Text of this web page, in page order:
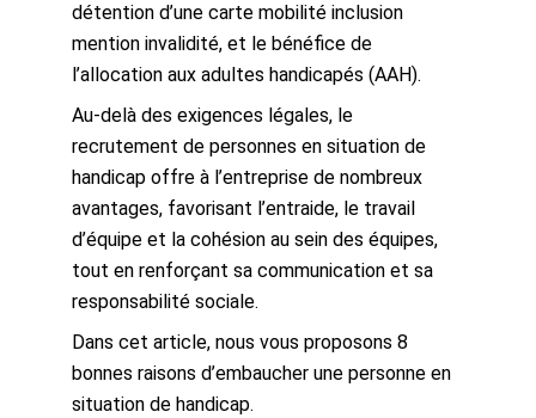
détention d’une carte mobilité inclusion
mention invalidité, et le bénéfice de
l’allocation aux adultes handicapés (AAH).
Au-delà des exigences légales, le
recrutement de personnes en situation de
handicap offre à l’entreprise de nombreux
avantages, favorisant l’entraide, le travail
d’équipe et la cohésion au sein des équipes,
tout en renforçant sa communication et sa
responsabilité sociale.
Dans cet article, nous vous proposons 8
bonnes raisons d’embaucher une personne en
situation de handicap.